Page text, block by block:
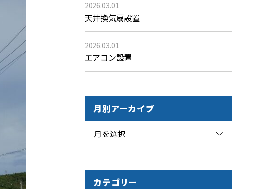
2026.03.01
天井換気扇設置
2026.03.01
エアコン設置
月別アーカイブ
月を選択
カテゴリー